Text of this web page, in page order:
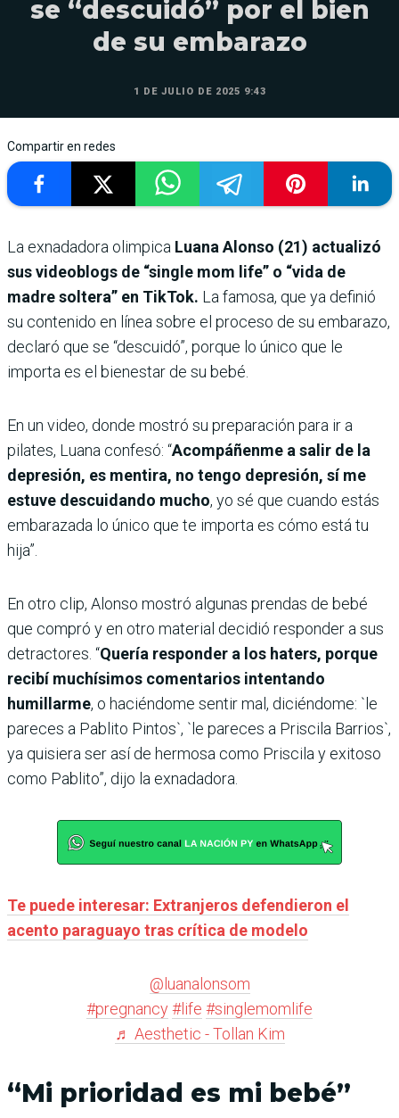
se “descuidó” por el bien
de su embarazo
1 DE JULIO DE 2025 9:43
Compartir en redes
La exnadadora olimpica Luana Alonso (21) actualizó
sus videoblogs de “single mom life” o “vida de
madre soltera” en TikTok. La famosa, que ya definió
su contenido en línea sobre el proceso de su embarazo,
declaró que se “descuidó”, porque lo único que le
importa es el bienestar de su bebé.
En un video, donde mostró su preparación para ir a
pilates, Luana confesó: “Acompáñenme a salir de la
depresión, es mentira, no tengo depresión, sí me
estuve descuidando mucho, yo sé que cuando estás
embarazada lo único que te importa es cómo está tu
hija”.
En otro clip, Alonso mostró algunas prendas de bebé
que compró y en otro material decidió responder a sus
detractores. “Quería responder a los haters, porque
recibí muchísimos comentarios intentando
humillarme, o haciéndome sentir mal, diciéndome: `le
pareces a Pablito Pintos`, `le pareces a Priscila Barrios`,
ya quisiera ser así de hermosa como Priscila y exitoso
como Pablito”, dijo la exnadadora.
Te puede interesar: Extranjeros defendieron el
acento paraguayo tras crítica de modelo
@luanalonsom
#pregnancy#life #singlemomlife
♬ Aesthetic - Tollan Kim
“Mi prioridad es mi bebé”